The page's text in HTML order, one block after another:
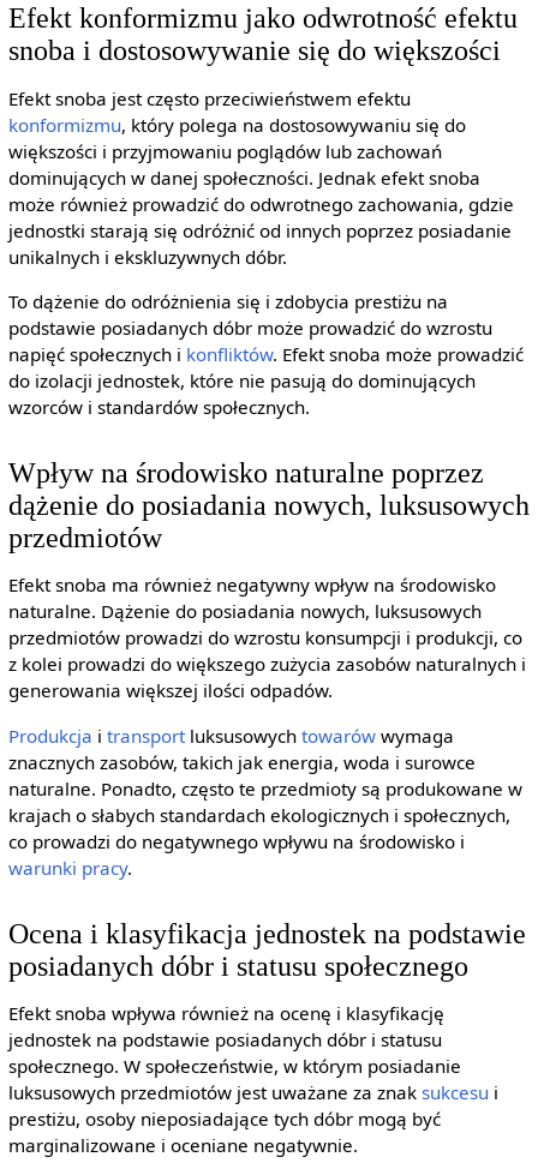
Efekt konformizmu jako odwrotność efektu
snoba i dostosowywanie się do większości
Efekt snoba jest często przeciwieństwem efektu
konformizmu, który polega na dostosowywaniu się do
większości i przyjmowaniu poglądów lub zachowań
dominujących w danej społeczności. Jednak efekt snoba
może również prowadzić do odwrotnego zachowania, gdzie
jednostki starają się odróżnić od innych poprzez posiadanie
unikalnych i ekskluzywnych dóbr.
To dążenie do odróżnienia się i zdobycia prestiżu na
podstawie posiadanych dóbr może prowadzić do wzrostu
napięć społecznych i konfliktów. Efekt snoba może prowadzić
do izolacji jednostek, które nie pasują do dominujących
wzorców i standardów społecznych.
Wpływ na środowisko naturalne poprzez
dążenie do posiadania nowych, luksusowych
przedmiotów
Efekt snoba ma również negatywny wpływ na środowisko
naturalne. Dążenie do posiadania nowych, luksusowych
przedmiotów prowadzi do wzrostu konsumpcji i produkcji, co
z kolei prowadzi do większego zużycia zasobów naturalnych i
generowania większej ilości odpadów.
Produkcja i transportluksusowych towarówwymaga
znacznych zasobów, takich jak energia, woda i surowce
naturalne. Ponadto, często te przedmioty są produkowane w
krajach o słabych standardach ekologicznych i społecznych,
co prowadzi do negatywnego wpływu na środowisko i
warunki pracy.
Ocena i klasyfikacja jednostek na podstawie
posiadanych dóbr i statusu społecznego
Efekt snoba wpływa również na ocenę i klasyfikację
jednostek na podstawie posiadanych dóbr i statusu
społecznego. W społeczeństwie, w którym posiadanie
luksusowych przedmiotów jest uważane za znak sukcesu i
prestiżu, osoby nieposiadające tych dóbr mogą być
marginalizowane i oceniane negatywnie.